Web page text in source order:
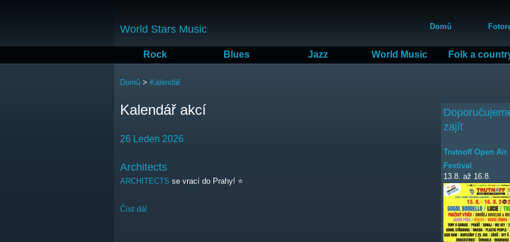
obsahu
World Stars Music Domů
Rock Blues Jazz World Music Folk a
Jste zde
Domů > Kalendář
Kalendář akcí
26 Leden 2026
Architects
ARCHITECTS se vrací do Prahy! ⭐️
Číst dál
zajít
Trutnoff Open Air
Festival
13.8. až 16.8.